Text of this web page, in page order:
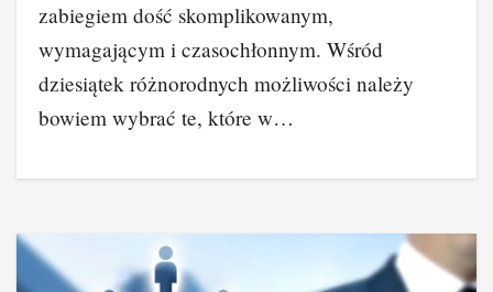
zabiegiem dość skomplikowanym,
wymagającym i czasochłonnym. Wśród
dziesiątek różnorodnych możliwości należy
bowiem wybrać te, które w…